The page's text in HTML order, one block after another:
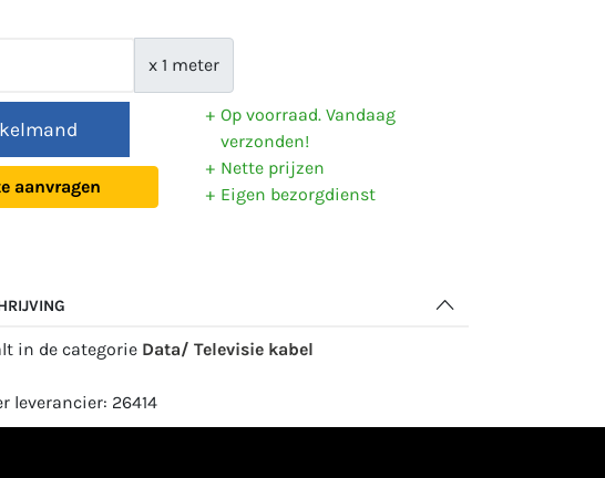
x 1 meter
aanvragen
Op voorraad. Vandaag
verzonden!
Nette prijzen
Eigen bezorgdienst
in de categorie Data/ Televisie kabel
leverancier: 26414